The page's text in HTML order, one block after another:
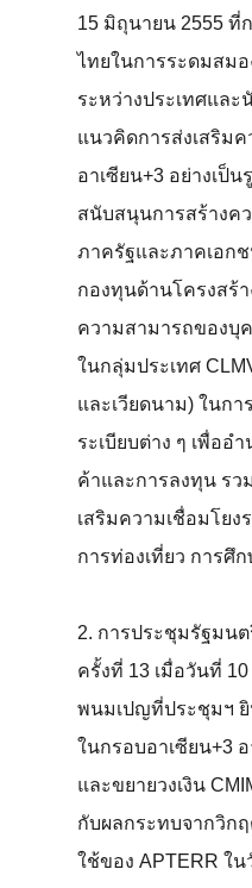
15 มิถุนายน 2555 ที่
ไทยในการระดมสม
ระหว่างประเทศแล
แนวคิดการส่งเสริม
อาเซียน+3 อย่างเป็
สนับสนุนการสร้างค
ภาครัฐและภาคเอกช
กองทุนด้านโครงสร้
ความสามารถของบุ
ในกลุ่มประเทศ
และเวียดนาม) ในก
ระเบียบต่าง ๆ เพื่ออ
ค้าและการลงทุน รว
เสริมความเชื่อมโย
การท่องเที่ยว การศึ
2. การประชุมรัฐมนต
ครั้งที่ 13 เมื่อวันที่
พนมเปญที่ประชุมฯ
ในกรอบอาเซียน+3
และขยายวงเงิน
กับผลกระทบจากวิก
ใช้ของ APTERR ใ